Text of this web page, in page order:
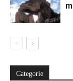
Categorie